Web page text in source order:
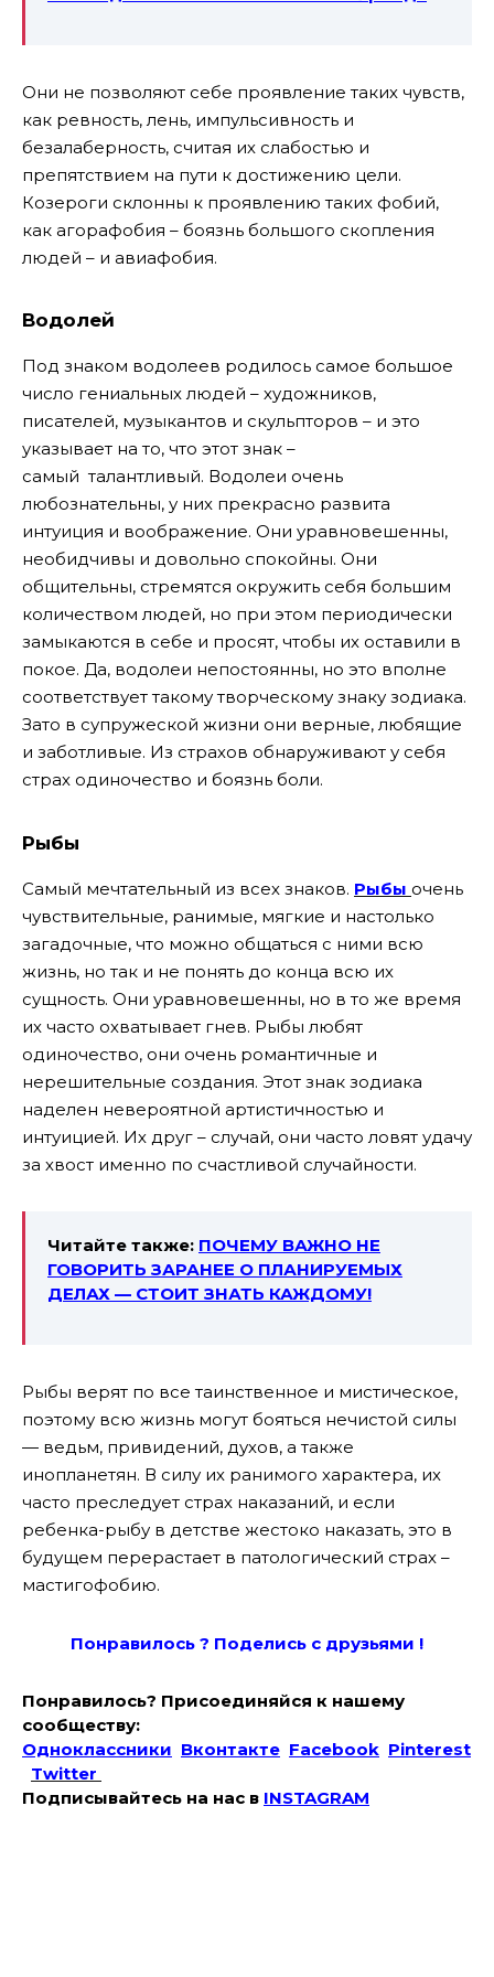
Они не позволяют себе проявление таких чувств,
как ревность, лень, импульсивность и
безалаберность, считая их слабостью и
препятствием на пути к достижению цели.
Козероги склонны к проявлению таких фобий,
как агорафобия – боязнь большого скопления
людей – и авиафобия.
Водолей
Под знаком водолеев родилось самое большое
число гениальных людей – художников,
писателей, музыкантов и скульпторов – и это
указывает на то, что этот знак –
самый талантливый. Водолеи очень
любознательны, у них прекрасно развита
интуиция и воображение. Они уравновешенны,
необидчивы и довольно спокойны. Они
общительны, стремятся окружить себя большим
количеством людей, но при этом периодически
замыкаются в себе и просят, чтобы их оставили в
покое. Да, водолеи непостоянны, но это вполне
соответствует такому творческому знаку зодиака.
Зато в супружеской жизни они верные, любящие
и заботливые. Из страхов обнаруживают у себя
страх одиночество и боязнь боли.
Рыбы
Самый мечтательный из всех знаков. Рыбы очень
чувствительные, ранимые, мягкие и настолько
загадочные, что можно общаться с ними всю
жизнь, но так и не понять до конца всю их
сущность. Они уравновешенны, но в то же время
их часто охватывает гнев. Рыбы любят
одиночество, они очень романтичные и
нерешительные создания. Этот знак зодиака
наделен невероятной артистичностью и
интуицией. Их друг – случай, они часто ловят удачу
за хвост именно по счастливой случайности.
Читайте также: ПОЧЕМУ ВАЖНО НЕ
ГОВОРИТЬ ЗАРАНЕЕ О ПЛАНИРУЕМЫХ
ДЕЛАХ — СТОИТ ЗНАТЬ КАЖДОМУ!
Рыбы верят по все таинственное и мистическое,
поэтому всю жизнь могут бояться нечистой силы
— ведьм, привидений, духов, а также
инопланетян. В силу их ранимого характера, их
часто преследует страх наказаний, и если
ребенка-рыбу в детстве жестоко наказать, это в
будущем перерастает в патологический страх –
мастигофобию.
Понравилось ? Поделись с друзьями !
Понравилось? Присоединяйся к нашему
сообществу:
Одноклассники Вконтакте Facebook Pinterest
Twitter
Подписывайтесь на наc в INSTAGRAM